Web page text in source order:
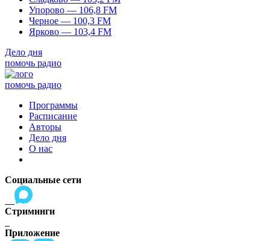
Упорово — 106,8 FM
Черное — 100,3 FM
Ярково — 103,4 FM
Дело дня
помочь радио
помочь радио
Программы
Расписание
Авторы
Дело дня
О нас
Социальные сети
Стриминги
Приложение